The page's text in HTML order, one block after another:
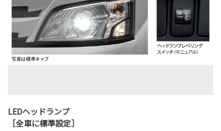
LEDヘッドランプ
［全車に標準設定］